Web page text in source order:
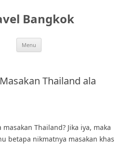
Bangkok
Menu
Thailand ala
Thailand? Jika iya, maka
betapa nikmatnya masakan khas